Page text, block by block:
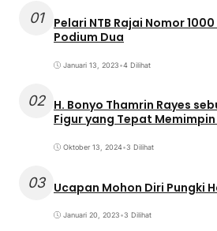
01
Pelari NTB Rajai Nomor
Podium Dua
Januari 13, 2023•4 Dilihat
02 H. Bonyo Thamrin Rayes sebut Jarot-Ansori
Figur yang Tepat
Oktober 13, 2024•3 Dilihat
03 Ucapan Mohon Diri Pungki
Januari 20, 2023•3 Dilihat